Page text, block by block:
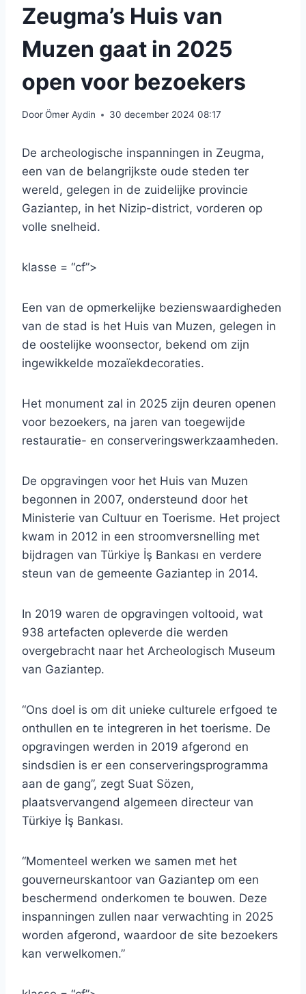
Zeugma’s Huis van
Muzen gaat in 2025
open voor bezoekers
DoorÖmer Aydin 30 december 2024 08:17
De archeologische inspanningen in Zeugma,
een van de belangrijkste oude steden ter
wereld, gelegen in de zuidelijke provincie
Gaziantep, in het Nizip-district, vorderen op
volle snelheid.
klasse = “cf”>
Een van de opmerkelijke bezienswaardigheden
van de stad is het Huis van Muzen, gelegen in
de oostelijke woonsector, bekend om zijn
ingewikkelde mozaïekdecoraties.
Het monument zal in 2025 zijn deuren openen
voor bezoekers, na jaren van toegewijde
restauratie- en conserveringswerkzaamheden.
De opgravingen voor het Huis van Muzen
begonnen in 2007, ondersteund door het
Ministerie van Cultuur en Toerisme. Het project
kwam in 2012 in een stroomversnelling met
bijdragen van Türkiye İş Bankası en verdere
steun van de gemeente Gaziantep in 2014.
In 2019 waren de opgravingen voltooid, wat
938 artefacten opleverde die werden
overgebracht naar het Archeologisch Museum
van Gaziantep.
“Ons doel is om dit unieke culturele erfgoed te
onthullen en te integreren in het toerisme. De
opgravingen werden in 2019 afgerond en
sindsdien is er een conserveringsprogramma
aan de gang”, zegt Suat Sözen,
plaatsvervangend algemeen directeur van
Türkiye İş Bankası.
“Momenteel werken we samen met het
gouverneurskantoor van Gaziantep om een ​​
beschermend onderkomen te bouwen. Deze
inspanningen zullen naar verwachting in 2025
worden afgerond, waardoor de site bezoekers
kan verwelkomen.”